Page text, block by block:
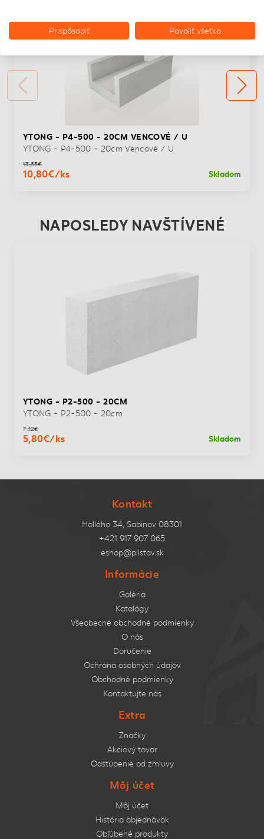
YTONG - P4-500 - 20CM VENCOVÉ / U
YTONG - P4-500 - 20cm Vencové / U
13,85€
10,80€/ks Skladom
NAPOSLEDY NAVŠTÍVENÉ
YTONG - P2-500 - 20CM
YTONG - P2-500 - 20cm
7,42€
5,80€/ks Skladom
Kontakt
Hollého 34, Sabinov 08301
+421 917 907 065
eshop@pilstav.sk
Informácie
Galéria
Katalógy
Všeobecné obchodné podmienky
O nás
Doručenie
Ochrana osobných údajov
Obchodné podmienky
Kontaktujte nás
Extra
Značky
Akciový tovar
Odstúpenie od zmluvy
Môj účet
Môj účet
História objednávok
Obľúbené produkty
Prispôsobiť Povoliť všetko